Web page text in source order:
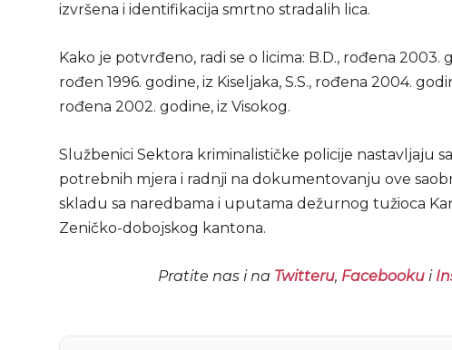
izvršena i identifikacija smrtno stradalih lica.
Kako je potvrđeno, radi se o licima: B.D., rođena 2003.
rođen 1996. godine, iz Kiseljaka, S.S., rođena 2004.
rođena 2002. godine, iz Visokog.
Službenici Sektora kriminalističke policije nastavljaju
potrebnih mjera i radnji na dokumentovanju ove
skladu sa naredbama i uputama dežurnog tužioca
Zeničko-dobojskog kantona.
Pratite nas i na Twitteru, Facebookui